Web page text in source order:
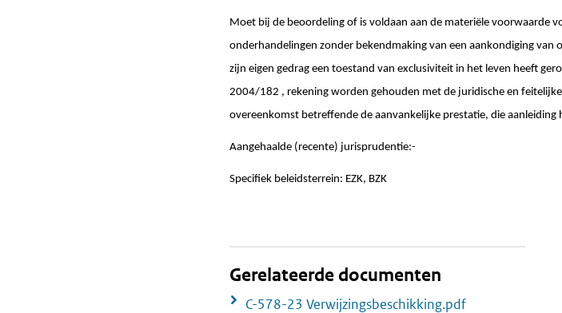
Moet bij de beoordeling of is voldaan aan de materiële voorwaarde
onderhandelingen zonder bekendmaking van een aankondiging
zijn eigen gedrag een toestand van exclusiviteit in het leven heeft
2004/182 , rekening worden gehouden met de juridische en
overeenkomst betreffende de aanvankelijke prestatie, die
Aangehaalde (recente) jurisprudentie:-
Specifiek beleidsterrein: EZK, BZK
Gerelateerde documenten
C-578-23 Verwijzingsbeschikking.pdf